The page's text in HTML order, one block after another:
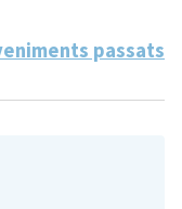
passats